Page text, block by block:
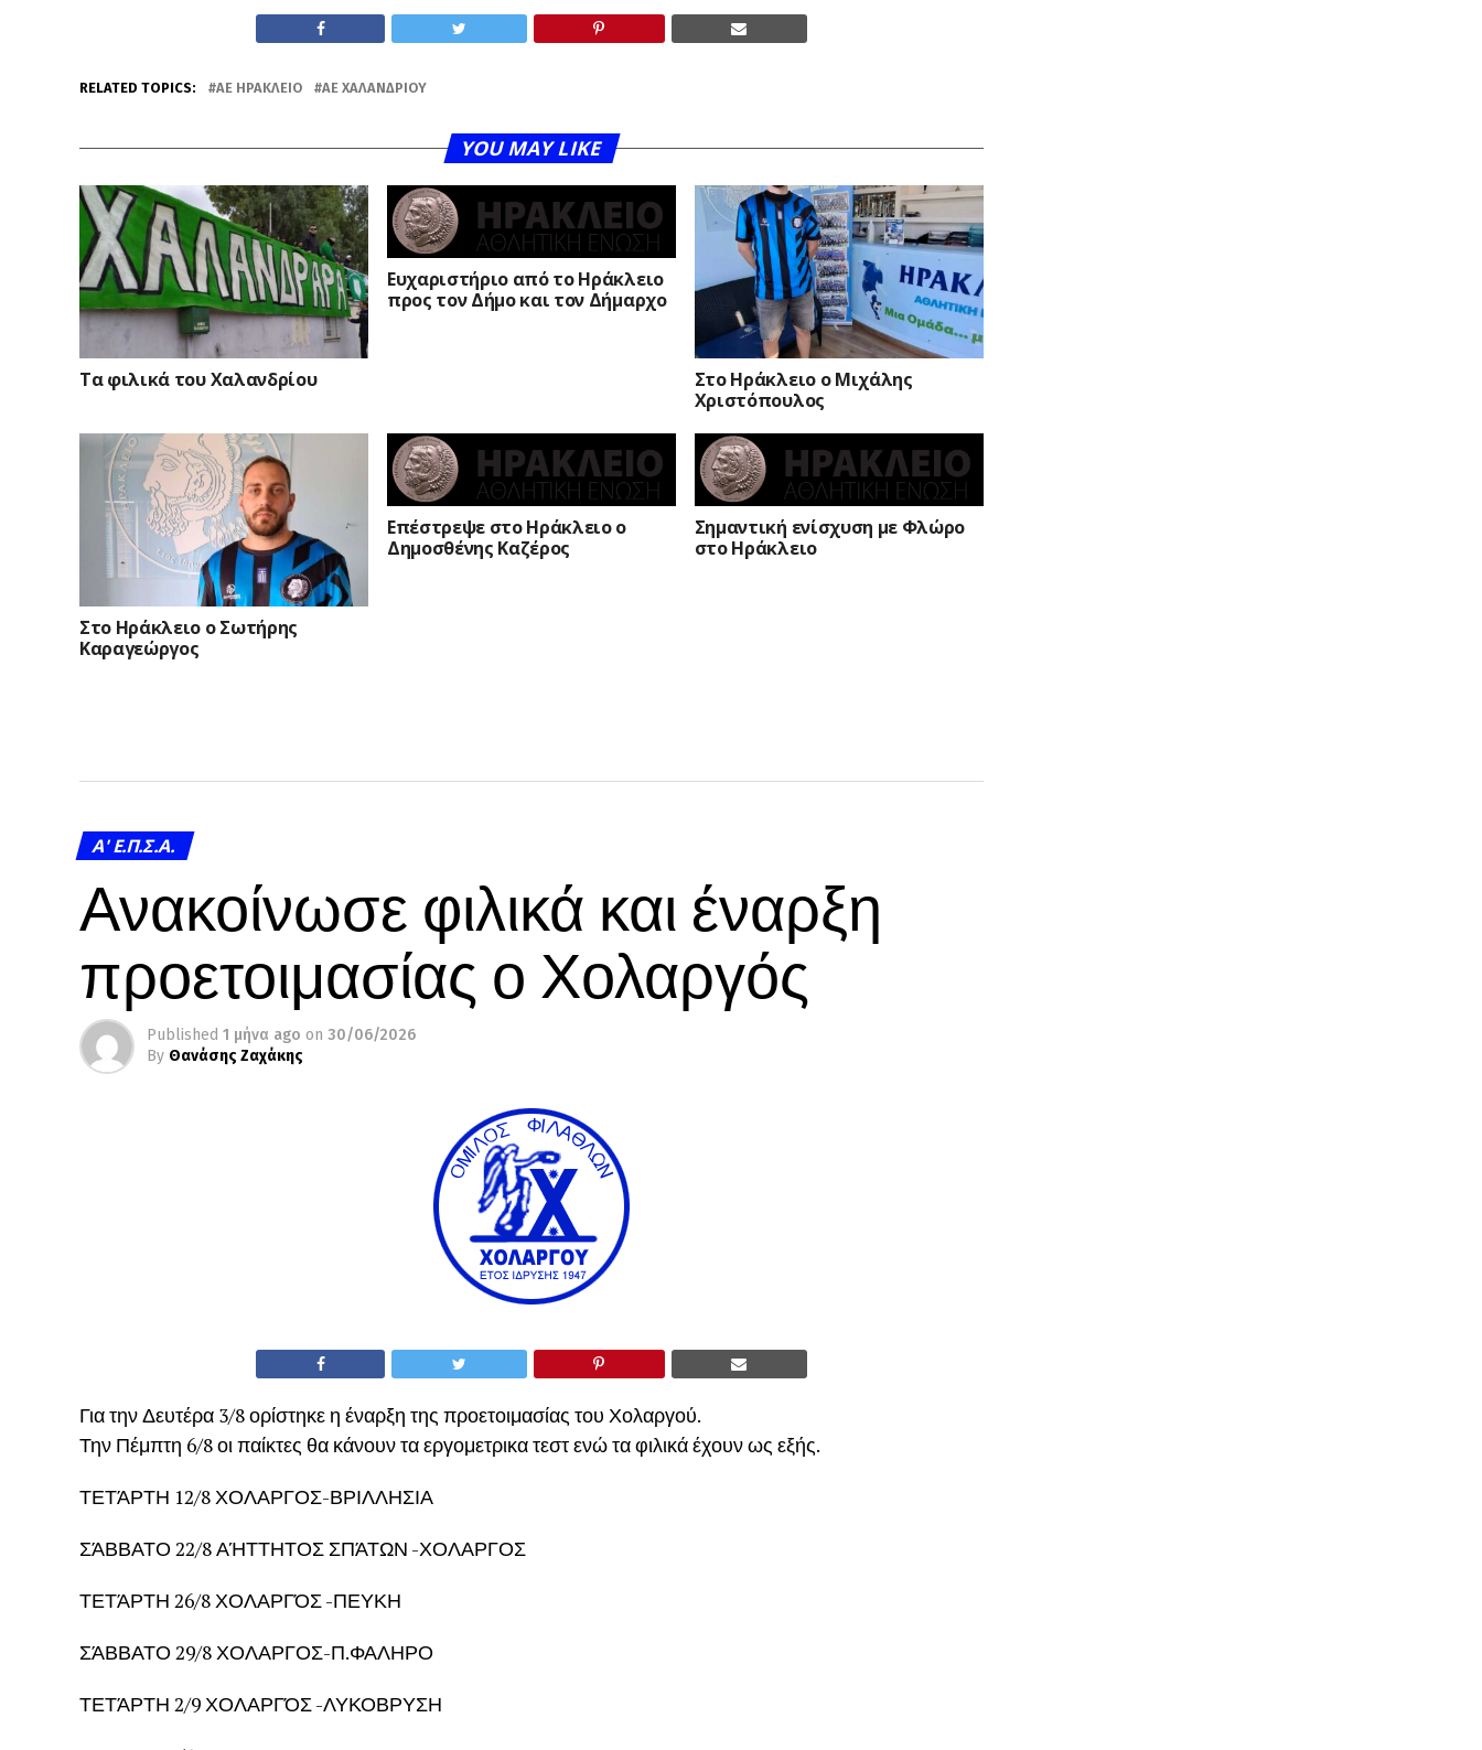
RELATED TOPICS: ΑΕ ΗΡΆΚΛΕΙΟ ΑΕ ΧΑΛΑΝΔΡΙΟΥ
YOU MAY LIKE
Τα φιλικά του Χαλανδρίου
Ευχαριστήριο από το Ηράκλειο
προς τον Δήμο και τον Δήμαρχο
Στο Ηράκλειο ο Μιχάλης
Χριστόπουλος
Στο Ηράκλειο ο Σωτήρης
Καραγεώργος
Επέστρεψε στο Ηράκλειο ο
Δημοσθένης Καζέρος
Σημαντική ενίσχυση με Φλώρο
στο Ηράκλειο
A' Ε.Π.Σ.Α.
Ανακοίνωσε φιλικά και έναρξη
προετοιμασίας ο Χολαργός
Published 1 μήνα ago on 30/06/2026
By Θανάσης Ζαχάκης
Για την Δευτέρα 3/8 ορίστηκε η έναρξη της προετοιμασίας του Χολαργού.
Την Πέμπτη 6/8 οι παίκτες θα κάνουν τα εργομετρικα τεστ ενώ τα φιλικά έχουν ως εξής.
ΤΕΤΆΡΤΗ 12/8 ΧΟΛΑΡΓΟΣ-ΒΡΙΛΛΗΣΙΑ
ΣΆΒΒΑΤΟ 22/8 ΑΉΤΤΗΤΟΣ ΣΠΆΤΩΝ -ΧΟΛΑΡΓΟΣ
ΤΕΤΆΡΤΗ 26/8 ΧΟΛΑΡΓΌΣ -ΠΕΥΚΗ
ΣΆΒΒΑΤΟ 29/8 ΧΟΛΑΡΓΟΣ-Π.ΦΑΛΗΡΟ
ΤΕΤΆΡΤΗ 2/9 ΧΟΛΑΡΓΌΣ -ΛΥΚΟΒΡΥΣΗ